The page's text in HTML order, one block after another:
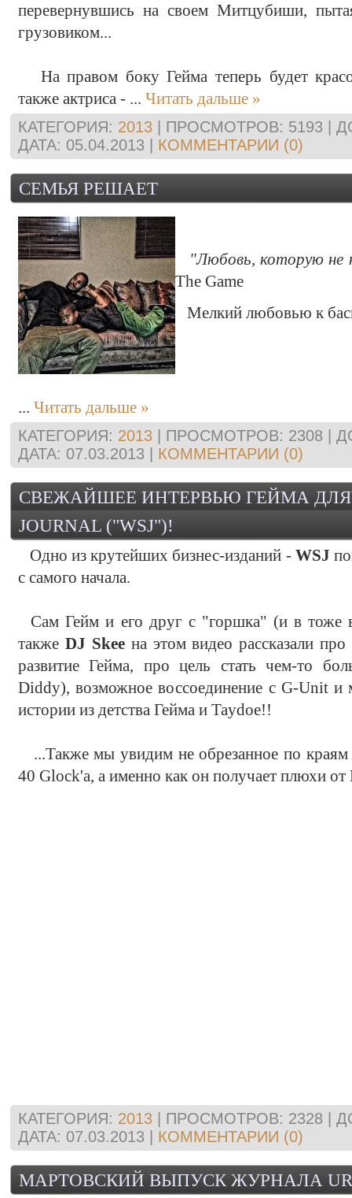
перевернувшись на своем Митцубиши,
грузовиком...
На правом боку Гейма теперь будет
также актриса - ... Читать дальше »
КАТЕГОРИЯ: 2013 | ПРОСМОТРОВ: 5193 |
ДАТА: 05.04.2013 КОММЕНТАРИИ (0)
СЕМЬЯ РЕШАЕТ
"Любовь, которую не
The Game
Мелкий любовью к
... Читать дальше »
КАТЕГОРИЯ: 2013 | ПРОСМОТРОВ: 2308 |
ДАТА: 07.03.2013 КОММЕНТАРИИ (0)
СВЕЖАЙШЕЕ ИНТЕРВЬЮ ГЕЙМА ДЛЯ
JOURNAL ("WSJ")!
Одно из крутейших бизнес-изданий - WSJ
с самого начала.
Сам Гейм и его друг с "горшка" (и в тоже
также DJ Skeeна этом видео рассказали про
развитие Гейма, про цель стать чем-то
Diddy), возможное воссоединение с G-Unit и
истории из детства Гейма и Taydoe!!
...Также мы увидим не обрезанное по краям
40 Glock'a, а именно как он получает плюхи от
КАТЕГОРИЯ: 2013 | ПРОСМОТРОВ: 2328 |
ДАТА: 07.03.2013 КОММЕНТАРИИ (0)
МАРТОВСКИЙ ВЫПУСК ЖУРНАЛА